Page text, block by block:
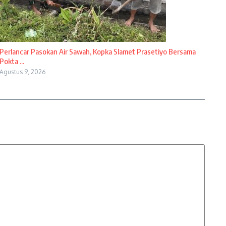
Perlancar Pasokan Air Sawah, Kopka Slamet Prasetiyo Bersama
Pokta ...
Agustus 9, 2026